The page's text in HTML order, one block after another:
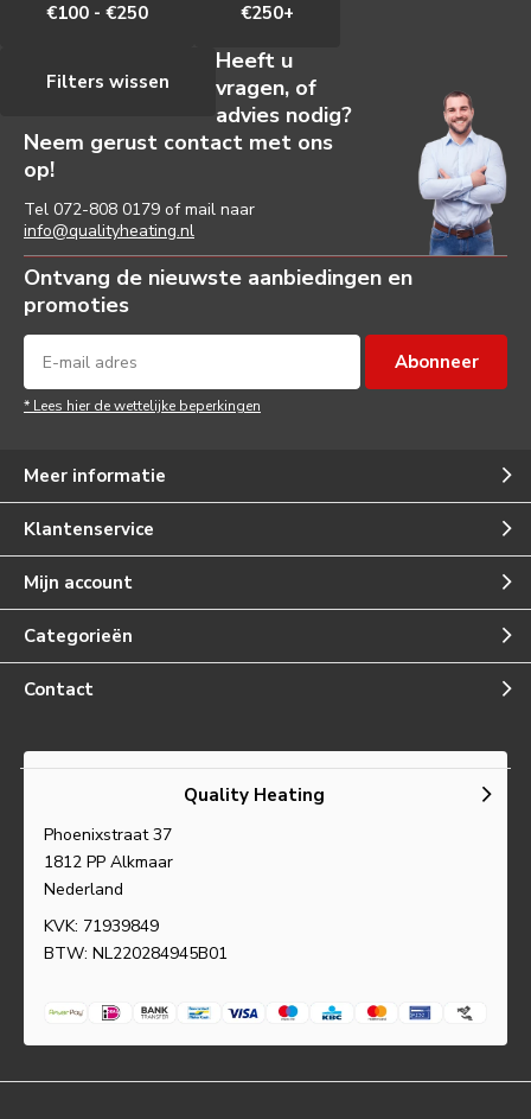
€100 - €250 €250+
Filters wissen
Heeft u
vragen, of
advies nodig?
Neem gerust contact met ons
op!
Tel 072-808 0179 of mail naar
info@qualityheating.nl
Ontvang de nieuwste aanbiedingen en
promoties
Abonneer
* Lees hier de wettelijke beperkingen
Meer informatie
Klantenservice
Mijn account
Categorieën
Contact
Quality Heating
Phoenixstraat 37
1812 PP Alkmaar
Nederland
KVK: 71939849
BTW: NL220284945B01